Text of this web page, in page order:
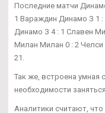
Последние матчи
1 Вараждин Динамо З 1 :
Динамо З 4 : 1 Славен
Милан Милан 0 : 2
21.
Так же, встроена умная
необходимости
Аналитики считают,